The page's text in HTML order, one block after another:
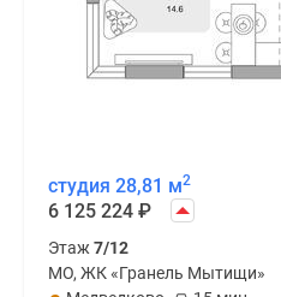
студия 28,81 м2
6 125 224 ₽
Этаж 7/12
МО, ЖК «Гранель Мытищи»